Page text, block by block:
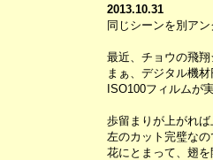
2013.10.31
同じシーンを別ア
最近、チョウの飛翔
まぁ、デジタル機
ISO100フィルムが
歩留まりが上がれば
左のカット完璧なの
花にとまって、翅を